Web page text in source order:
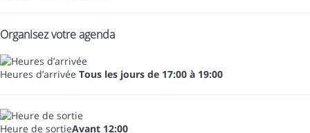
Organisez votre agenda
Heures d’arrivée Tous les jours de 17:00 à 19:00
Heure de sortieAvant 12:00